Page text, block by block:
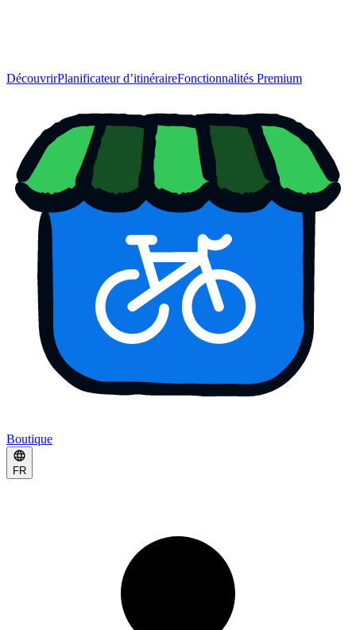
DécouvrirPlanificateur d’itinéraireFonctionnalités Premium
Boutique
FR